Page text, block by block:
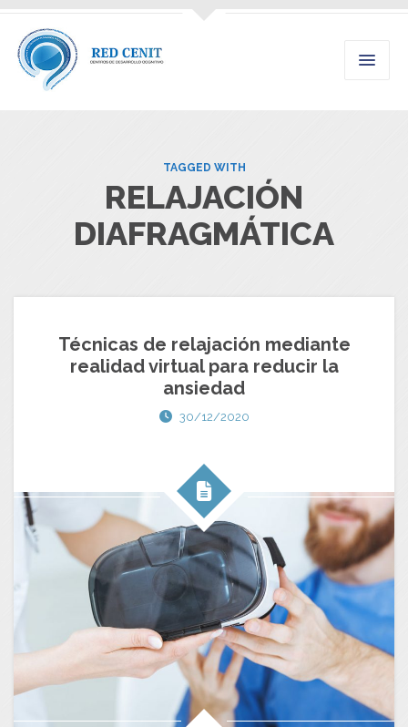
TAGGED WITH
RELAJACIÓN
DIAFRAGMÁTICA
Técnicas de relajación mediante
realidad virtual para reducir la
ansiedad
30/12/2020